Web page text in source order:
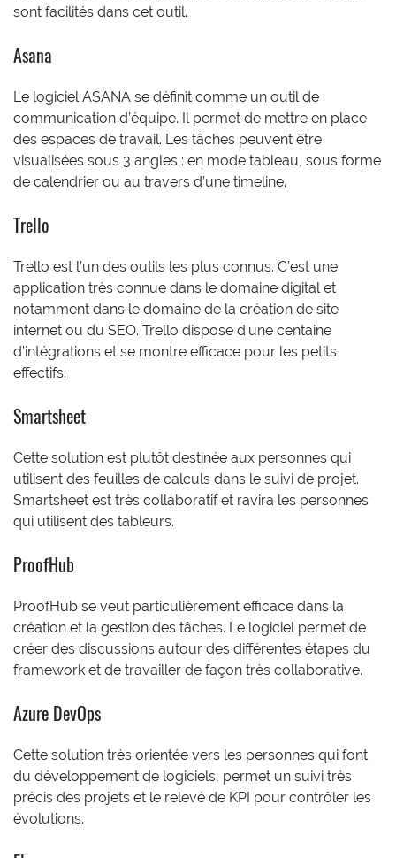
sont facilités dans cet outil.
Asana
Le logiciel ASANA se définit comme un outil de
communication d’équipe. Il permet de mettre en place
des espaces de travail. Les tâches peuvent être
visualisées sous 3 angles : en mode tableau, sous forme
de calendrier ou au travers d’une timeline.
Trello
Trello est l’un des outils les plus connus. C’est une
application très connue dans le domaine digital et
notamment dans le domaine de la création de site
internet ou du SEO. Trello dispose d’une centaine
d’intégrations et se montre efficace pour les petits
effectifs.
Smartsheet
Cette solution est plutôt destinée aux personnes qui
utilisent des feuilles de calculs dans le suivi de projet.
Smartsheet est très collaboratif et ravira les personnes
qui utilisent des tableurs.
ProofHub
ProofHub se veut particulièrement efficace dans la
création et la gestion des tâches. Le logiciel permet de
créer des discussions autour des différentes étapes du
framework et de travailler de façon très collaborative.
Azure DevOps
Cette solution très orientée vers les personnes qui font
du développement de logiciels, permet un suivi très
précis des projets et le relevé de KPI pour contrôler les
évolutions.